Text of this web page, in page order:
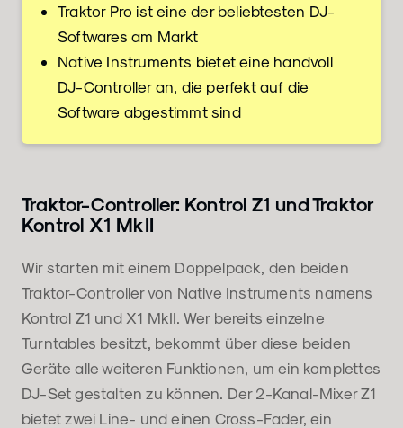
Traktor Pro ist eine der beliebtesten DJ-
Softwares am Markt
Native Instruments bietet eine handvoll
DJ-Controller an, die perfekt auf die
Software abgestimmt sind
Traktor-Controller: Kontrol Z1 und Traktor
Kontrol X1 MkII
Wir starten mit einem Doppelpack, den beiden
Traktor-Controller von Native Instruments namens
Kontrol Z1 und X1 MkII. Wer bereits einzelne
Turntables besitzt, bekommt über diese beiden
Geräte alle weiteren Funktionen, um ein komplettes
DJ-Set gestalten zu können. Der 2-Kanal-Mixer Z1
bietet zwei Line- und einen Cross-Fader, ein